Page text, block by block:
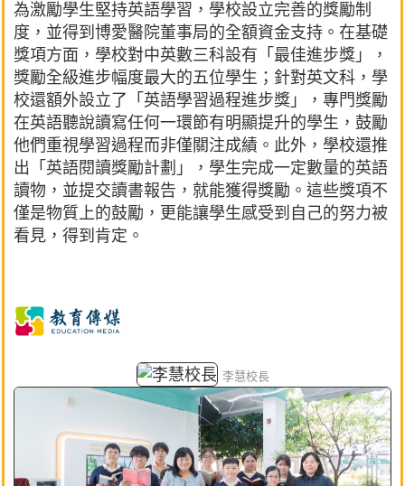
為激勵學生堅持英語學習，學校設立完善的獎勵制
度，並得到博愛醫院董事局的全額資金支持。在基礎
獎項方面，學校對中英數三科設有「最佳進步獎」，
獎勵全級進步幅度最大的五位學生；針對英文科，學
校還額外設立了「英語學習過程進步獎」，專門獎勵
在英語聽說讀寫任何一環節有明顯提升的學生，鼓勵
他們重視學習過程而非僅關注成績。此外，學校還推
出「英語閱讀獎勵計劃」，學生完成一定數量的英語
讀物，並提交讀書報告，就能獲得獎勵。這些獎項不
僅是物質上的鼓勵，更能讓學生感受到自己的努力被
看見，得到肯定。
李慧校長